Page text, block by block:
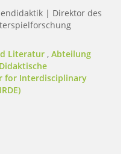
| Direktor des
Literatur , Abteilung
for Interdisciplinary